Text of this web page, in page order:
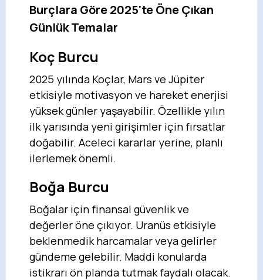
Burçlara Göre 2025'te Öne Çıkan
Günlük Temalar
Koç Burcu
2025 yılında Koçlar, Mars ve Jüpiter
etkisiyle motivasyon ve hareket enerjisi
yüksek günler yaşayabilir. Özellikle yılın
ilk yarısında yeni girişimler için fırsatlar
doğabilir. Aceleci kararlar yerine, planlı
ilerlemek önemli.
Boğa Burcu
Boğalar için finansal güvenlik ve
değerler öne çıkıyor. Uranüs etkisiyle
beklenmedik harcamalar veya gelirler
gündeme gelebilir. Maddi konularda
istikrarı ön planda tutmak faydalı olacak.